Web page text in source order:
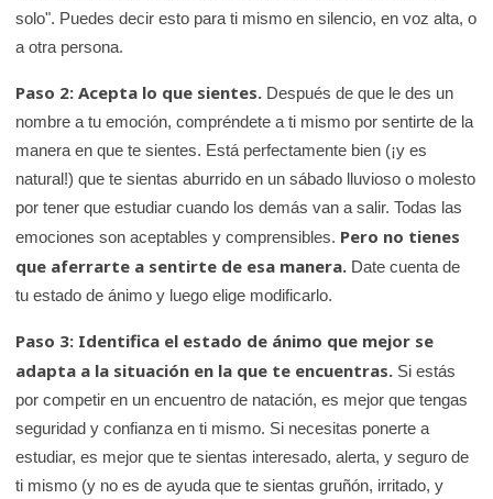
solo". Puedes decir esto para ti mismo en silencio, en voz alta, o
a otra persona.
Paso 2: Acepta lo que sientes. Después de que le des un
nombre a tu emoción, compréndete a ti mismo por sentirte de la
manera en que te sientes. Está perfectamente bien (¡y es
natural!) que te sientas aburrido en un sábado lluvioso o molesto
por tener que estudiar cuando los demás van a salir. Todas las
emociones son aceptables y comprensibles. Pero no tienes
que aferrarte a sentirte de esa manera. Date cuenta de
tu estado de ánimo y luego elige modificarlo.
Paso 3: Identifica el estado de ánimo que mejor se
adapta a la situación en la que te encuentras. Si estás
por competir en un encuentro de natación, es mejor que tengas
seguridad y confianza en ti mismo. Si necesitas ponerte a
estudiar, es mejor que te sientas interesado, alerta, y seguro de
ti mismo (y no es de ayuda que te sientas gruñón, irritado, y